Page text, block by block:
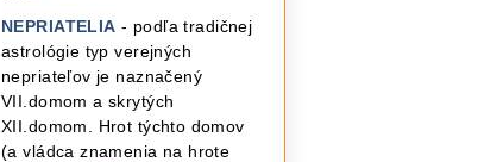
NEPRIATELIA - podľa tradičnej
astrológie typ verejných
nepriateľov je naznačený
VII.domom a skrytých
XII.domom. Hrot týchto domov
(a vládca znamenia na hrote